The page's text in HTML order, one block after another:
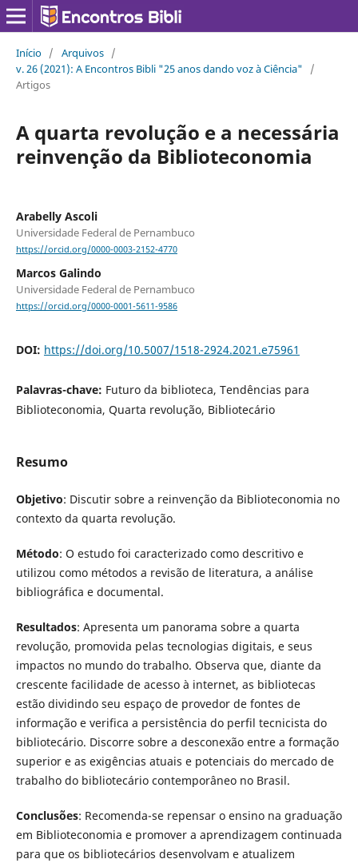
Início / Arquivos /
v. 26 (2021): A Encontros Bibli "25 anos dando voz à Ciência"
/
Artigos
A quarta revolução e a necessária
reinvenção da Biblioteconomia
Arabelly Ascoli
Universidade Federal de Pernambuco
https://orcid.org/0000-0003-2152-4770
Marcos Galindo
Universidade Federal de Pernambuco
https://orcid.org/0000-0001-5611-9586
DOI: https://doi.org/10.5007/1518-2924.2021.e75961
Palavras-chave: Futuro da biblioteca, Tendências para
Biblioteconomia, Quarta revolução, Bibliotecário
Resumo
Objetivo: Discutir sobre a reinvenção da Biblioteconomia no
contexto da quarta revolução.
Método: O estudo foi caracterizado como descritivo e
utilizou como métodos a revisão de literatura, a análise
bibliográfica e documental.
Resultados: Apresenta um panorama sobre a quarta
revolução, promovida pelas tecnologias digitais, e seus
impactos no mundo do trabalho. Observa que, diante da
crescente facilidade de acesso à internet, as bibliotecas
estão dividindo seu espaço de provedor de fontes de
informação e verifica a persistência do perfil tecnicista do
bibliotecário. Discorre sobre a desconexão entre a formação
superior e as exigências atuais e potenciais do mercado de
trabalho do bibliotecário contemporâneo no Brasil.
Conclusões: Recomenda-se repensar o ensino na graduação
em Biblioteconomia e promover a aprendizagem continuada
para que os bibliotecários desenvolvam e atualizem